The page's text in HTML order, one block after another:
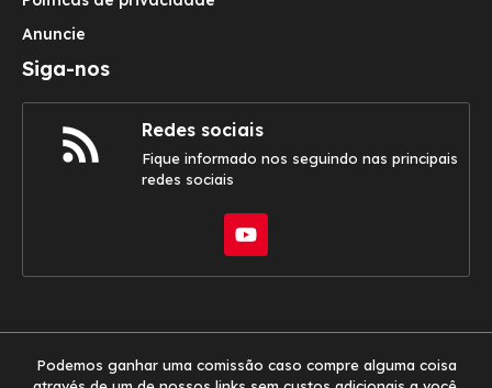
Anuncie
Siga-nos
Redes sociais
Fique informado nos seguindo nas principais
redes sociais
Podemos ganhar uma comissão caso compre alguma coisa